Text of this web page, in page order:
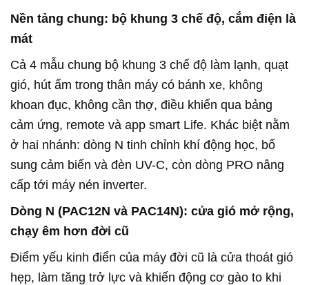
Nền tảng chung: bộ khung 3 chế độ, cắm điện là
mát
Cả 4 mẫu chung bộ khung 3 chế độ làm lạnh, quạt
gió, hút ẩm trong thân máy có bánh xe, không
khoan đục, không cần thợ, điều khiển qua bảng
cảm ứng, remote và app smart Life. Khác biệt nằm
ở hai nhánh: dòng N tinh chỉnh khí động học, bổ
sung cảm biến và đèn UV-C, còn dòng PRO nâng
cấp tới máy nén inverter.
Dòng N (PAC12N và PAC14N): cửa gió mở rộng,
chạy êm hơn đời cũ
Điểm yếu kinh điển của máy đời cũ là cửa thoát gió
hẹp, làm tăng trở lực và khiến động cơ gào to khi